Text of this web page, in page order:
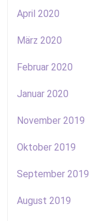
April 2020
März 2020
Februar 2020
Januar 2020
November 2019
Oktober 2019
September 2019
August 2019